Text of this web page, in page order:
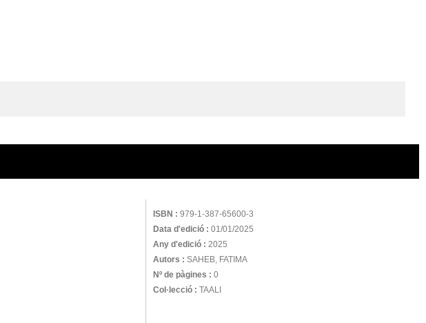
ISBN : 979-1-387-65600-3
Data d'edició : 01/01/2025
Any d'edició : 2025
Autors : SAHEB, FATIMA
Nº de pàgines : 0
Col·lecció : TAALI